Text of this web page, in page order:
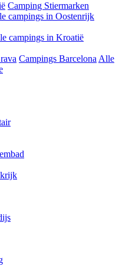
Camping Stiermarken
campings in Oostenrijk
campings in Kroatië
Campings Barcelona Alle